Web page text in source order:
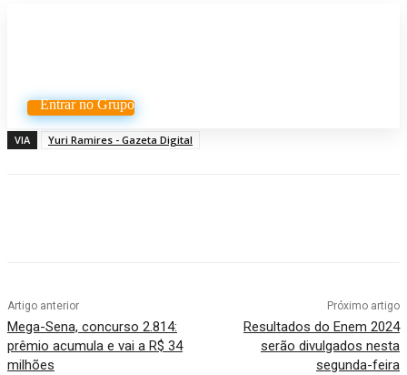
Entrar no Grupo
VIA Yuri Ramires - Gazeta Digital
Artigo anterior
Mega-Sena, concurso 2.814:
prêmio acumula e vai a R$ 34
milhões
Próximo artigo
Resultados do Enem 2024
serão divulgados nesta
segunda-feira